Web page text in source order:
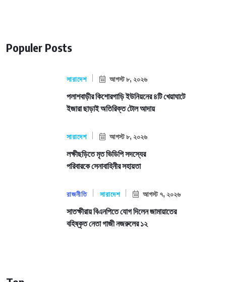
Populer Posts
সারাদেশ আগস্ট ৮, ২০২৬
পলাশবাড়ীর কিশোরগাড়ি ইউনিয়নের ৪টি খেয়াঘাটে
ইজারা ছাড়াই অতিরিক্ত টোল আদায়
সারাদেশ আগস্ট ৮, ২০২৬
লক্ষীছড়িতে মৃত ভিডিপি সদস্যের
পরিবারকে সেনাবাহিনীর সহায়তা
রাজনীতি সারাদেশ আগস্ট ৭, ২০২৬
সাতক্ষীরায় বিএনপিতে যোগ দিলেন জামায়াতের
বহিষ্কৃত নেতা গাজী নজরুলের ১২